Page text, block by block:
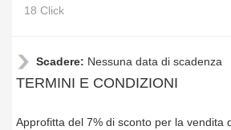
18 Click
Scadere: Nessuna data di scadenza
TERMINI E CONDIZIONI
Approfitta del 7% di sconto per la vendita